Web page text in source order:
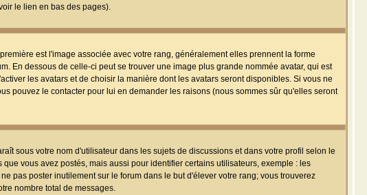
le lien en bas des pages).
est l'image associée avec votre rang, généralement elles prennent la forme
En dessous de celle-ci peut se trouver une image plus grande nommée avatar, qui est
les avatars et de choisir la manière dont les avatars seront disponibles. Si vous ne
pouvez le contacter pour lui en demander les raisons (nous sommes sûr qu'elles seront
sous votre nom d'utilisateur dans les sujets de discussions et dans votre profil selon le
vous avez postés, mais aussi pour identifier certains utilisateurs, exemple : les
pas poster inutilement sur le forum dans le but d'élever votre rang; vous trouverez
nombre total de messages.